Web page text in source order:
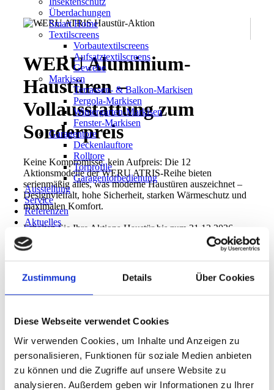
Zustimmung Details Über Cookies
Diese Webseite verwendet Cookies
Wir verwenden Cookies, um Inhalte und Anzeigen zu
personalisieren, Funktionen für soziale Medien anbieten
zu können und die Zugriffe auf unsere Website zu
analysieren. Außerdem geben wir Informationen zu Ihrer
Überdachungen
Smart Home
Textilscreens
Vorbautextilscreens
Aufsatztextilscreens
Gewebe
Markisen
Terrassen- & Balkon-Markisen
Pergola-Markisen
Wintergarten-Markisen
Fenster-Markisen
Garagentore
Deckenlauftore
Rolltore
Torprofile
Garagentorbedienung
Ausstellung
Service
Referenzen
Aktuelles
Karriere
WERU Aluminium-
Haustüren –
Vollausstattung zum
Sonderpreis
Keine Kompromisse, kein Aufpreis: Die 12
Aktionsmodelle derWERU ATRIS-Reihe bieten
serienmäßig alles, was moderne Haustüren auszeichnet –
Designvielfalt, hohe Sicherheit, starken Wärmeschutz und
maximalen Komfort.
Erhalten Sie Ihre Aktions-Haustürbis zum 31.12.2026
zum Einstiegspreis ab 3625 € inkl. MwSt.
Jetzt informieren und Wunschtür sichern!
07132 / 37573
Weitere Produktinformationen
zu unserem Lieferanten
Aktionsbedingungen: Aktionsrabatte gelten nur im